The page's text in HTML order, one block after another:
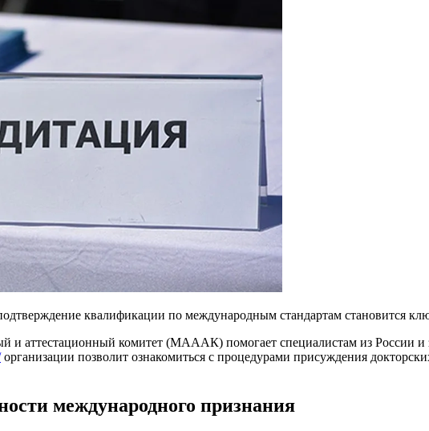
квалификации по международным стандартам становится
аттестационный комитет (МАААК) помогает специалистам из России и
организации позволит ознакомиться с процедурами присуждения
международного признания